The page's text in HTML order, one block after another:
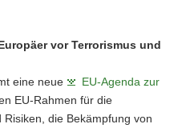
vor Terrorismus und
eine neue
EU-Agenda zur
EU-Rahmen für die
die Bekämpfung von